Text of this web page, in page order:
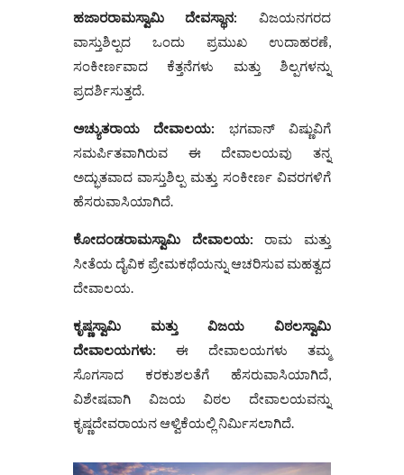
ಹಜಾರರಾಮಸ್ವಾಮಿ ದೇವಸ್ಥಾನ: ವಿಜಯನಗರದ
ವಾಸ್ತುಶಿಲ್ಪದ ಒಂದು ಪ್ರಮುಖ ಉದಾಹರಣೆ,
ಸಂಕೀರ್ಣವಾದ ಕೆತ್ತನೆಗಳು ಮತ್ತು ಶಿಲ್ಪಗಳನ್ನು
ಪ್ರದರ್ಶಿಸುತ್ತದೆ.
ಅಚ್ಯುತರಾಯ ದೇವಾಲಯ: ಭಗವಾನ್ ವಿಷ್ಣುವಿಗೆ
ಸಮರ್ಪಿತವಾಗಿರುವ ಈ ದೇವಾಲಯವು ತನ್ನ
ಅದ್ಭುತವಾದ ವಾಸ್ತುಶಿಲ್ಪ ಮತ್ತು ಸಂಕೀರ್ಣ ವಿವರಗಳಿಗೆ
ಹೆಸರುವಾಸಿಯಾಗಿದೆ.
ಕೋದಂಡರಾಮಸ್ವಾಮಿ ದೇವಾಲಯ: ರಾಮ ಮತ್ತು
ಸೀತೆಯ ದೈವಿಕ ಪ್ರೇಮಕಥೆಯನ್ನು ಆಚರಿಸುವ ಮಹತ್ವದ
ದೇವಾಲಯ.
ಕೃಷ್ಣಸ್ವಾಮಿ ಮತ್ತು ವಿಜಯ ವಿಠಲಸ್ವಾಮಿ
ದೇವಾಲಯಗಳು: ಈ ದೇವಾಲಯಗಳು ತಮ್ಮ
ಸೊಗಸಾದ ಕರಕುಶಲತೆಗೆ ಹೆಸರುವಾಸಿಯಾಗಿದೆ,
ವಿಶೇಷವಾಗಿ ವಿಜಯ ವಿಠಲ ದೇವಾಲಯವನ್ನು
ಕೃಷ್ಣದೇವರಾಯನ ಆಳ್ವಿಕೆಯಲ್ಲಿ ನಿರ್ಮಿಸಲಾಗಿದೆ.